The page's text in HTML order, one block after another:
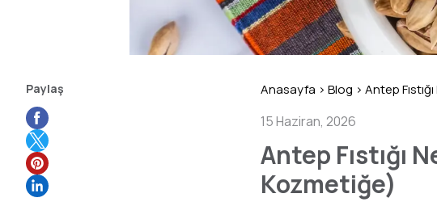
Paylaş Anasayfa > Blog > Antep
15 Haziran, 2026
Antep Fıstığı
Kozmetiğe)